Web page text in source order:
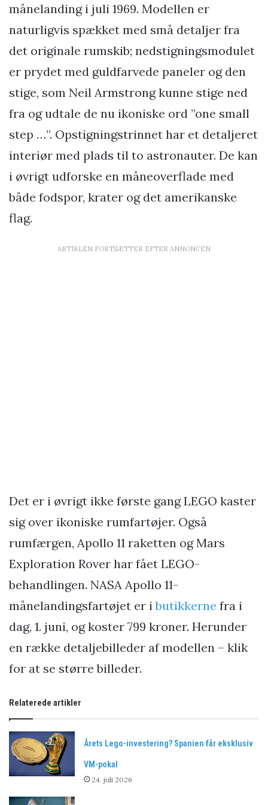
månelanding i juli 1969. Modellen er
naturligvis spækket med små detaljer fra
det originale rumskib; nedstigningsmodulet
er prydet med guldfarvede paneler og den
stige, som Neil Armstrong kunne stige ned
fra og udtale de nu ikoniske ord ”one small
step …”. Opstigningstrinnet har et detaljeret
interiør med plads til to astronauter. De kan
i øvrigt udforske en måneoverflade med
både fodspor, krater og det amerikanske
flag.
ARTIKLEN FORTSÆTTER EFTER ANNONCEN
Det er i øvrigt ikke første gang LEGO kaster
sig over ikoniske rumfartøjer. Også
rumfærgen, Apollo 11 raketten og Mars
Exploration Rover har fået LEGO-
behandlingen. NASA Apollo 11-
månelandingsfartøjet er ibutikkerne fra i
dag, 1. juni, og koster 799 kroner. Herunder
en række detaljebilleder af modellen – klik
for at se større billeder.
Relaterede artikler
Årets Lego-investering? Spanien får eksklusiv
VM-pokal
24. juli 2026